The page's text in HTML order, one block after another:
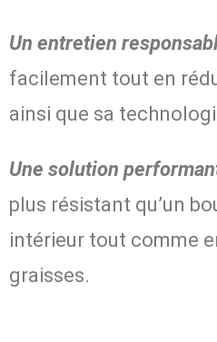
Un entretien
facilement tout en
ainsi que sa
Une solution
plus résistant qu’un
intérieur tout comme
graisses.